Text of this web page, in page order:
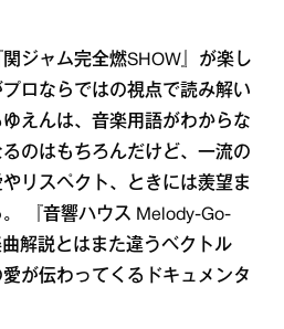
ジャム完全燃SHOW』が楽し
ロならではの視点で読み解い
えんは、音楽用語がわからな
のはもちろんだけど、一流の
リスペクト、ときには羨望ま
。 『音響ハウス Melody-Go-
解説とはまた違うベクトル
が伝わってくるドキュメンタ